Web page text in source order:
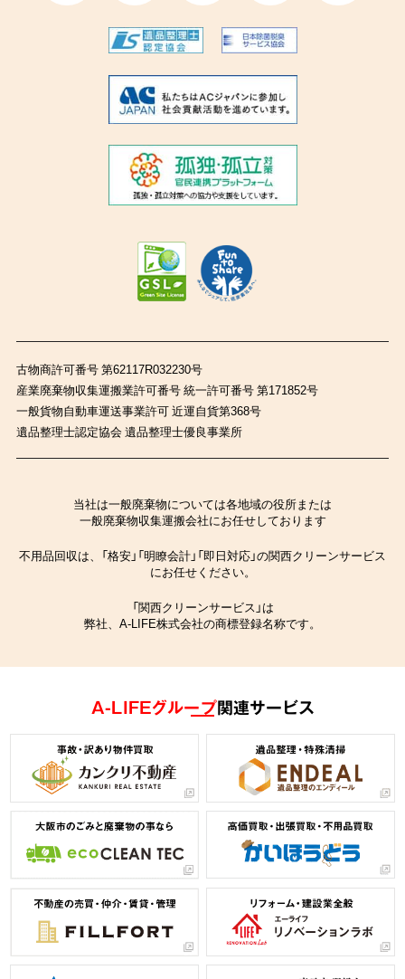
古物商許可番号 第62117R032230号
産業廃棄物収集運搬業許可番号 統一許可番号 第171852号
一般貨物自動車運送事業許可 近運自貨第368号
遺品整理士認定協会 遺品整理士優良事業所
当社は一般廃棄物については各地域の役所または
一般廃棄物収集運搬会社にお任せしております
不用品回収は、「格安」「明瞭会計」「即日対応」の関西クリーンサービス
にお任せください。
「関西クリーンサービス」は
弊社、A-LIFE株式会社の商標登録名称です。
A-LIFEグループ関連サービス